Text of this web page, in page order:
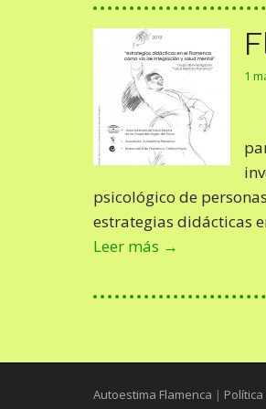
1
psicológico de
estrategias didácticas
Leer más →
Autoestima Flamenca |